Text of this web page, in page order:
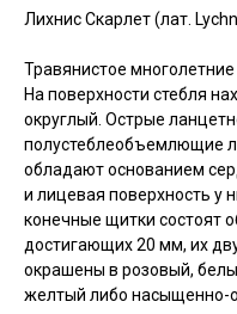
Лихнис Скарлет (лат.
Травянистое
На поверхности стебля
округлый. Острые
полустеблеобъемлющие
обладают основанием
и лицевая поверхность у
конечные щитки состоят
достигающих 20 мм, их
окрашены в розовый,
желтый либо насыщенно-